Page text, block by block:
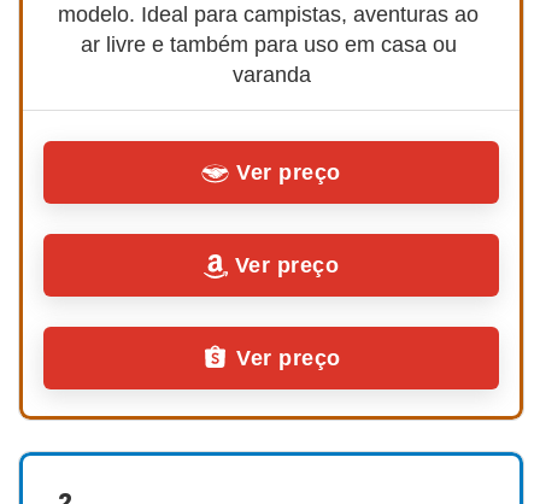
modelo. Ideal para campistas, aventuras ao
ar livre e também para uso em casa ou
varanda
Ver preço
Ver preço
Ver preço